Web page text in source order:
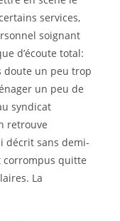
services,
soignant
d’écoute total:
doute un peu trop
un peu de
syndicat
retrouve
décrit sans demi-
corrompus quitte
La